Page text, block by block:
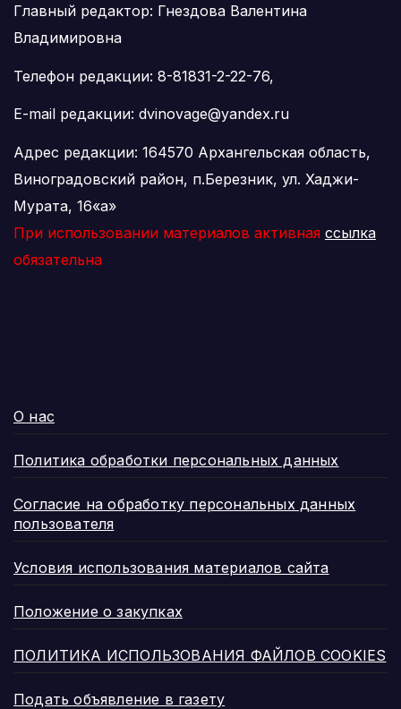
Главный редактор: Гнездова Валентина
Владимировна
Телефон редакции: 8-81831-2-22-76,
E-mail редакции: dvinovage@yandex.ru
Адрес редакции: 164570 Архангельская область,
Виноградовский район, п.Березник, ул. Хаджи-
Мурата, 16«а»
При использовании материалов активная ссылка
обязательна
О нас
Политика обработки персональных данных
Согласие на обработку персональных данных
пользователя
Условия использования материалов сайта
Положение о закупках
ПОЛИТИКА ИСПОЛЬЗОВАНИЯ ФАЙЛОВ COOKIES
Подать объявление в газету